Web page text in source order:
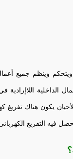
وينظم جميع
الداخلية
يكون هناك تفريغ
فيه التفريغ